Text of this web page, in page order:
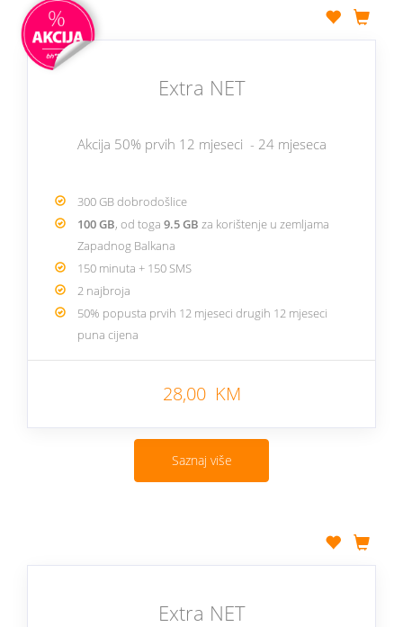
Extra NET
Akcija 50% prvih 12 mjeseci - 24 mjeseca
300 GB dobrodošlice
100 GB, od toga 9.5 GB za korištenje u zemljama
Zapadnog Balkana
150 minuta + 150 SMS
2 najbroja
50% popusta prvih 12 mjeseci drugih 12 mjeseci
puna cijena
28,00 KM
Saznaj više
Extra NET